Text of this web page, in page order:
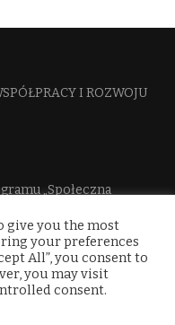
I ROZWOJU​
„Społeczna
give you the most
your preferences
All”, you consent to
you may visit
consent.